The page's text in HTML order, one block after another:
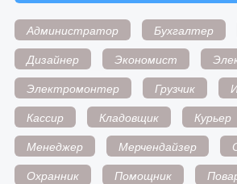
Администратор Бухгалтер
Дизайнер
Экономист
Электромонтер
Грузчик
Кассир
Кладовщик
Курьер
Менеджер
Мерчендайзер
Охранник
Помощник